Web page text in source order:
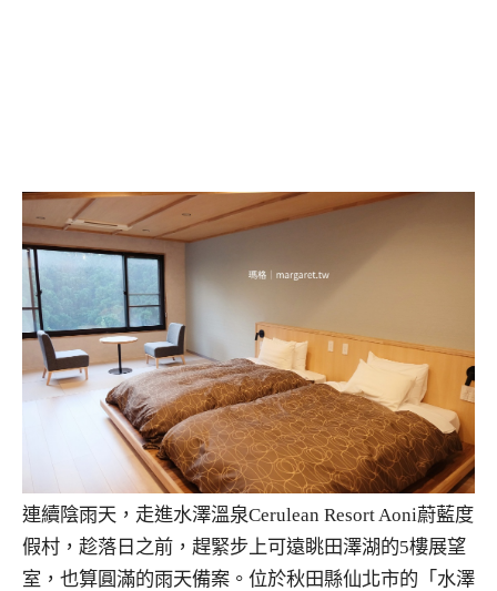
連續陰雨天，走進水澤溫泉Cerulean Resort Aoni蔚藍度
假村，趁落日之前，趕緊步上可遠眺田澤湖的5樓展望
室，也算圓滿的雨天備案。位於秋田縣仙北市的「水澤